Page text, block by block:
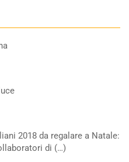
2018 da regalare a Natale:
di (…)